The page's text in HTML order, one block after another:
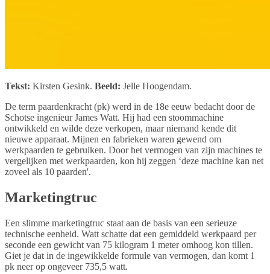
Tekst: Kirsten Gesink. Beeld: Jelle Hoogendam.
De term paardenkracht (pk) werd in de 18e eeuw bedacht door de
Schotse ingenieur James Watt. Hij had een stoommachine
ontwikkeld en wilde deze verkopen, maar niemand kende dit
nieuwe apparaat. Mijnen en fabrieken waren gewend om
werkpaarden te gebruiken. Door het vermogen van zijn machines te
vergelijken met werkpaarden, kon hij zeggen ‘deze machine kan net
zoveel als 10 paarden'.
Marketingtruc
Een slimme marketingtruc staat aan de basis van een serieuze
technische eenheid. Watt schatte dat een gemiddeld werkpaard per
seconde een gewicht van 75 kilogram 1 meter omhoog kon tillen.
Giet je dat in de ingewikkelde formule van vermogen, dan komt 1
pk neer op ongeveer 735,5 watt.